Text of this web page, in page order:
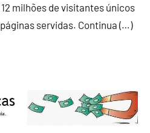
milhões de visitantes únicos
servidas. Continua (…)